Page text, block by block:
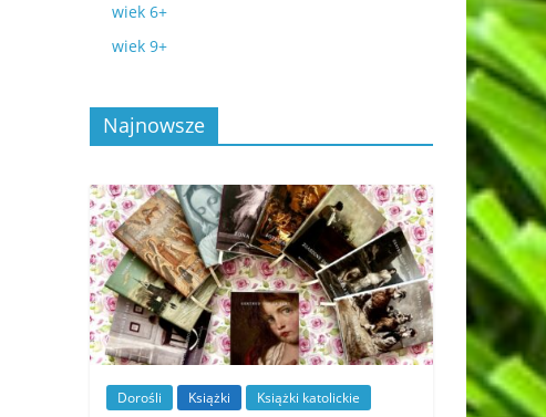
wiek 6+
wiek 9+
Najnowsze
Dorośli Książki Książki katolickie